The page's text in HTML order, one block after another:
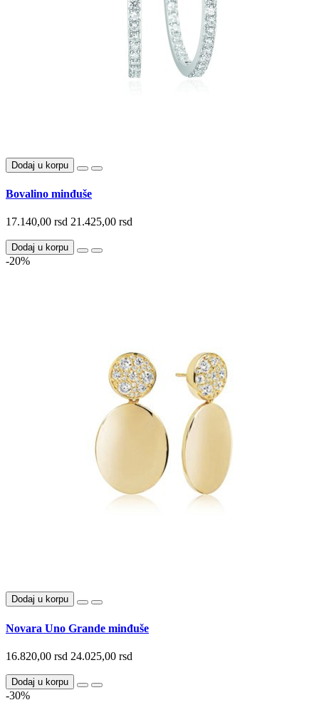
Dodaj u korpu
Bovalino minđuše
17.140,00 rsd 21.425,00 rsd
Dodaj u korpu
-20%
Dodaj u korpu
Novara Uno Grande minđuše
16.820,00 rsd 24.025,00 rsd
Dodaj u korpu
-30%